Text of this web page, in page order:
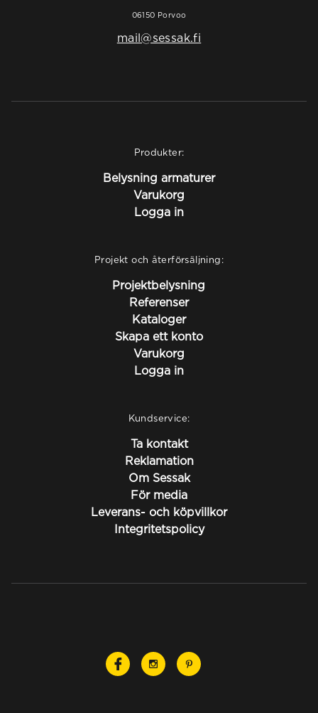
06150 Porvoo
mail@sessak.fi
Produkter:
Belysning armaturer
Varukorg
Logga in
Projekt och återförsäljning:
Projektbelysning
Referenser
Kataloger
Skapa ett konto
Varukorg
Logga in
Kundservice:
Ta kontakt
Reklamation
Om Sessak
För media
Leverans- och köpvillkor
Integritetspolicy